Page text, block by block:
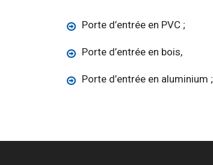
Porte d’entrée en PVC ;
Porte d’entrée en bois,
Porte d’entrée en aluminium ;